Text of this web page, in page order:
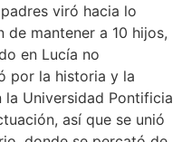
viró hacia lo
mantener a 10 hijos,
en Lucía no
por la historia y la
Universidad Pontificia
así que se unió